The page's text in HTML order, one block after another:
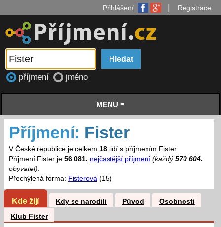
Přihlášení Registrace
příjmení jméno
MENU ≡
Příjmení: Fister
V České republice je celkem 18lidí s příjmením Fister.
Příjmení Fister je 56 081. nejčastější příjmení (každý 570 604.
obyvatel).
Přechýlená forma: Fisterová(15)
Kde žijí Kdy se narodili Původ
Osobnosti
Klub Fister